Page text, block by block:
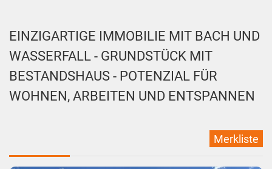
EINZIGARTIGE IMMOBILIE MIT BACH UND
WASSERFALL - GRUNDSTÜCK MIT
BESTANDSHAUS - POTENZIAL FÜR
WOHNEN, ARBEITEN UND ENTSPANNEN
Merkliste